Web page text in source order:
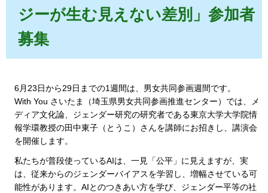
ジーが生む見えない差別」参加者
募集
6月23日から29日までの1週間は、男女共同参画週間です。
With You さいたま（埼玉県男女共同参画推進センター）では、メ
ディア文化論、ジェンダー研究の研究者である東京大学大学院情
報学環教授の田中東子（とうこ）さんを講師にお招きし、講演会
を開催します。
私たちが普段使っているAIは、一見「公平」に見えますが、実
は、従来からのジェンダーバイアスを学習し、増幅させている可
能性があります。AIとのつきあい方を学び、ジェンダー平等の社